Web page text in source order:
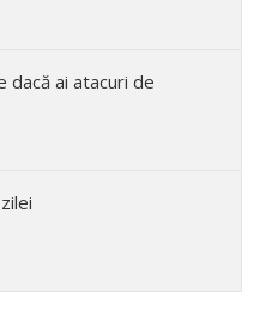
dacă ai atacuri de